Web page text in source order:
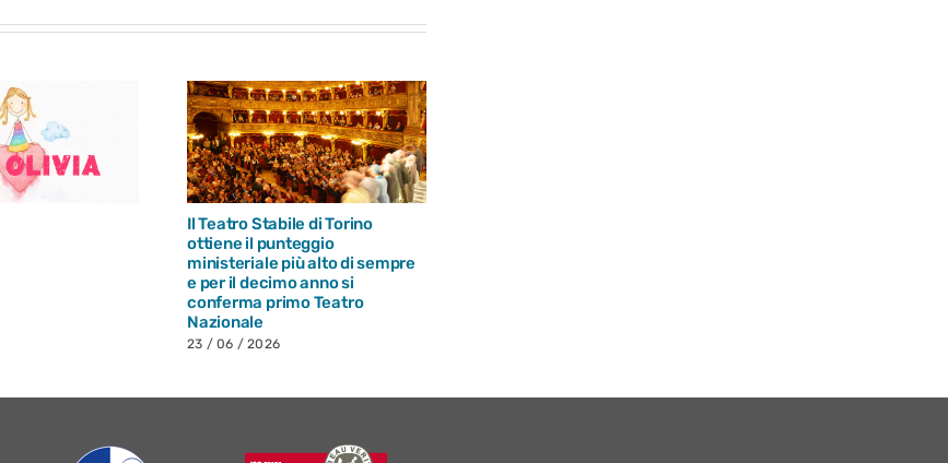
Il Teatro Stabile di Torino
ottiene il punteggio
ministeriale più alto di sempre
e per il decimo anno si
conferma primo Teatro
Nazionale
23 / 06 / 2026